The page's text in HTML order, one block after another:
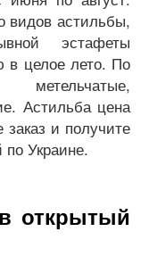
видов астильбы,
эстафеты
в целое лето. По
Астильба цена
и получите
по Украине.
открытый